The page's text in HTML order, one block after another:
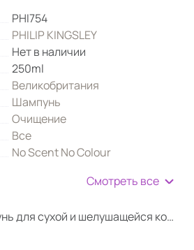
PHI754
PHILIP KINGSLEY
Нет в наличии
250ml
Великобритания
Шампунь
Очищение
Все
No Scent No Colour
Смотреть все
Сухой шампунь для сухой и шелушащейся кожи головы